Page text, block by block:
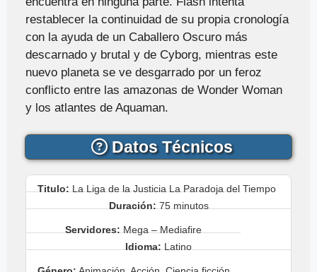
restablecer la continuidad de su propia cronología
con la ayuda de un Caballero Oscuro más
descarnado y brutal y de Cyborg, mientras este
nuevo planeta se ve desgarrado por un feroz
conflicto entre las amazonas de Wonder Woman
y los atlantes de Aquaman.
Datos Técnicos
Titulo: La Liga de la Justicia La Paradoja del Tiempo
Duración: 75 minutos
Servidores: Mega – Mediafire
Idioma: Latino